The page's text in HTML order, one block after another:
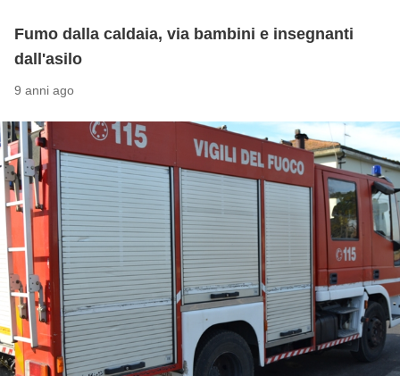
Fumo dalla caldaia, via bambini e insegnanti
dall'asilo
9 anni ago